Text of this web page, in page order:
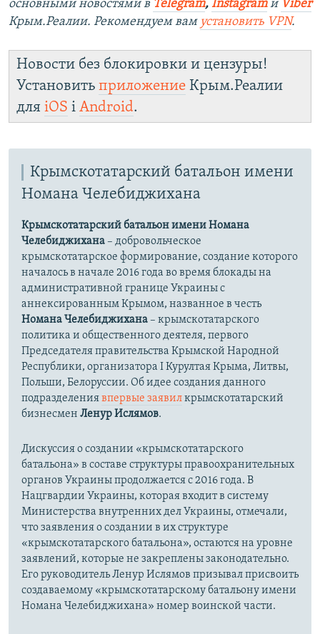
основными новостями в Telegram, Instagramи Viber
Крым.Реалии. Рекомендуем вам установить VPN.
Новости без блокировки и цензуры!
Установить приложение Крым.Реалии
для iOS і Android.
Крымскотатарский батальон имени
Номана Челебиджихана
Крымскотатарский батальон имени Номана
Челебиджихана– добровольческое
крымскотатарское формирование, создание которого
началось в начале 2016 года во время блокады на
административной границе Украины с
аннексированным Крымом, названное в честь
Номана Челебиджихана– крымскотатарского
политика и общественного деятеля, первого
Председателя правительства Крымской Народной
Республики, организатора I Курултая Крыма, Литвы,
Польши, Белоруссии. Об идее создания данного
подразделениявпервые заявилкрымскотатарский
бизнесмен Ленур Ислямов.
Дискуссия о создании «крымскотатарского
батальона» в составе структуры правоохранительных
органов Украины продолжается с 2016 года. В
Нацгвардии Украины, которая входит в систему
Министерства внутренних дел Украины, отмечали,
что заявления о создании в их структуре
«крымскотатарского батальона», остаются на уровне
заявлений, которые не закреплены законодательно.
Его руководитель Ленур Ислямов призывал присвоить
создаваемому «крымскотатарскому батальону имени
Номана Челебиджихана» номер воинской части.